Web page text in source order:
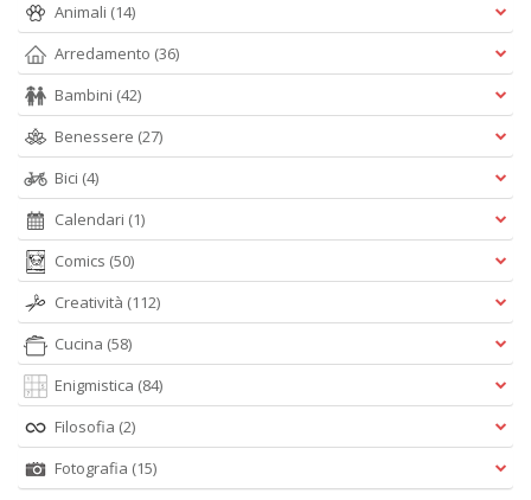
Animali (14)
Arredamento (36)
Bambini (42)
Benessere (27)
Bici (4)
Calendari (1)
Comics (50)
Creatività (112)
Cucina (58)
Enigmistica (84)
Filosofia (2)
Fotografia (15)